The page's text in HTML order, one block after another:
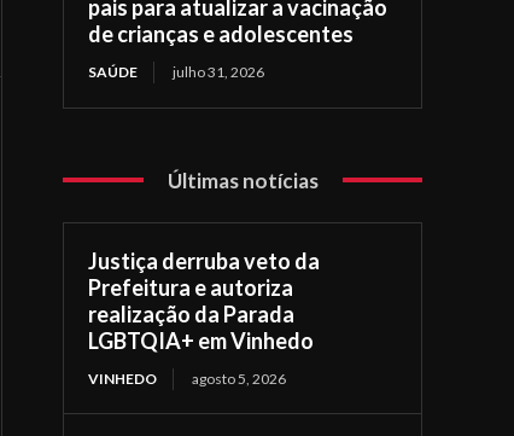
pais para atualizar a vacinação
de crianças e adolescentes
SAÚDE julho 31, 2026
Últimas notícias
Justiça derruba veto da
Prefeitura e autoriza
realização da Parada
LGBTQIA+ em Vinhedo
VINHEDO agosto 5, 2026